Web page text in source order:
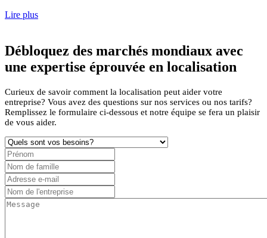
Lire plus
Débloquez des marchés mondiaux avec
une expertise éprouvée en localisation
Curieux de savoir comment la localisation peut aider votre
entreprise? Vous avez des questions sur nos services ou nos tarifs?
Remplissez le formulaire ci-dessous et notre équipe se fera un plaisir
de vous aider.